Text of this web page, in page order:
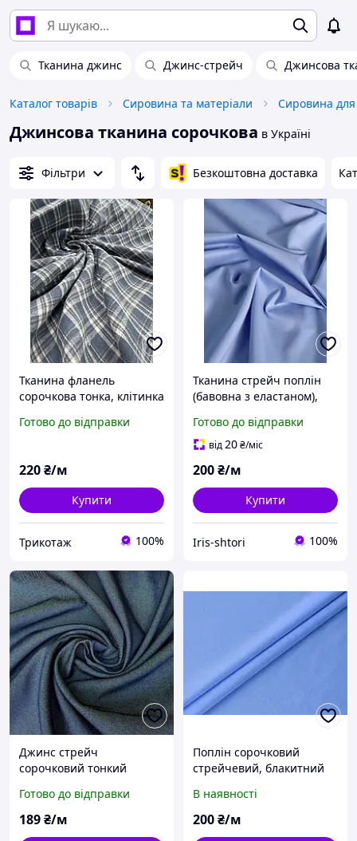
Тканина джинс Джинс-стрейч Джинсова
Каталог товарів Сировина та матеріали Сировина для
Джинсова тканина сорочкова в Україні
Фільтри Безкоштовна доставка
Тканина фланель
сорочкова тонка, клітинка
Готово до відправки
220₴/м
Купити
Трикотаж 100%
Тканина стрейч поплін
(бавовна з еластаном),
суконь та сорочок, колір
джинсово-блакитний
Готово до відправки
від20₴/міс
200₴/м
Купити
Iris-shtori 100%
Джинс стрейч
сорочковий тонкий
Готово до відправки
189₴/м
Поплін сорочковий
стрейчевий, блакитний
В наявності
200₴/м